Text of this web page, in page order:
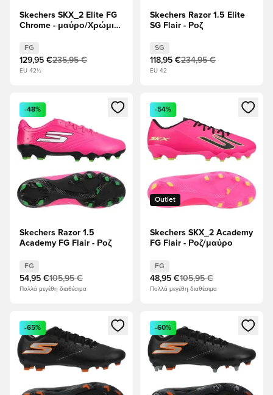
Skechers SKX_2 Elite FG
Chrome - μαύρο/Χρώμιο
ΈΚΔΟΣΗ
FG
129,95 €235,95 €
EU 42½
Skechers Razor 1.5 Elite
SG Flair - Ροζ
SG
118,95 €234,95 €
EU 42
Ανοίγει ένα Modal για να συνδεθείτε ή να εγγραφείτε ως
-48%
Skechers Razor 1.5
Academy FG Flair - Ροζ
FG
54,95 €105,95 €
Πολλά μεγέθη διαθέσιμα
Ανοίγει ένα Modal για να
Outlet
-54%
Skechers SKX_2 Academy
FG Flair - Ροζ/μαύρο
FG
48,95 €105,95 €
Πολλά μεγέθη διαθέσιμα
Ανοίγει ένα Modal για να συνδεθείτε ή να εγγραφείτε ως
-65%
Ανοίγει ένα Modal για να
-60%